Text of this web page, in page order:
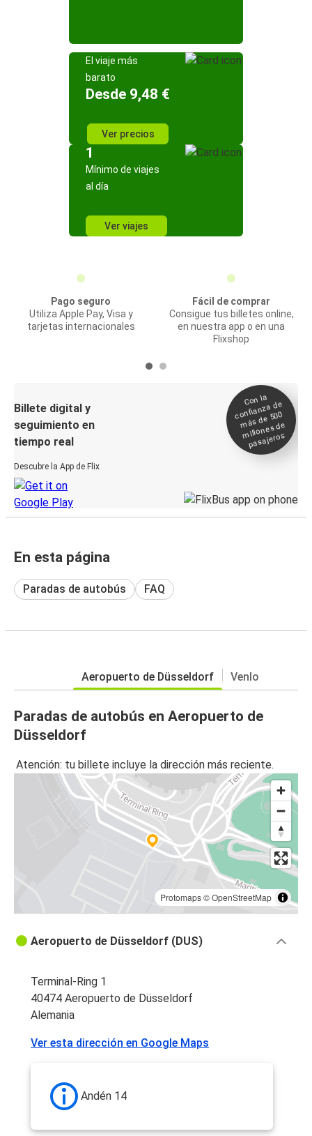
El viaje más
barato
Desde 9,48 €
Ver precios
1
Mínimo de viajes
al día
Ver viajes
Pago seguro
Utiliza Apple Pay, Visa y
tarjetas internacionales
Fácil de comprar
Consigue tus billetes online,
en nuestra app o en una
Flixshop
Billete digital y
seguimiento en
tiempo real
Descubre la App de Flix
Con la
confianza de
más de 500
millones de
pasajeros
En esta página
Paradas de autobús FAQ
Aeropuerto de Düsseldorf Venlo
Paradas de autobús en Aeropuerto de
Düsseldorf
Atención: tu billete incluye la dirección más reciente.
Protomaps©OpenStreetMap
Aeropuerto de Düsseldorf (DUS)
Terminal-Ring 1
40474 Aeropuerto de Düsseldorf
Alemania
Ver esta dirección en Google Maps
Andén 14